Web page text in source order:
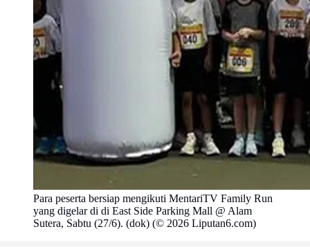
Para peserta bersiap mengikuti MentariTV Family Run
yang digelar di di East Side Parking Mall @ Alam
Sutera, Sabtu (27/6). (dok) (© 2026 Liputan6.com)